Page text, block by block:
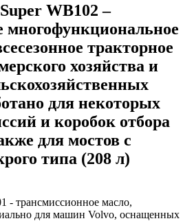
WB102 –
многофункциональное
тракторное
хозяйства и
для некоторых
и коробок отбора
для мостов с
типа (208 л)